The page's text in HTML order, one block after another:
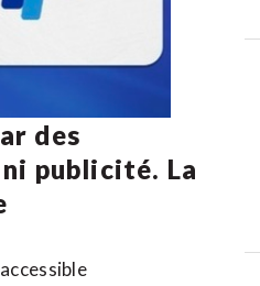
des
publicité. La